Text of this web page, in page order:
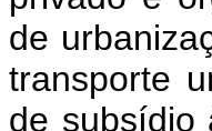
de
transporte
de subsídio